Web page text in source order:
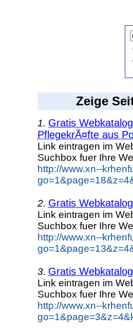
Zeige
1. Gratis
PflegekrÃ¤fte aus
Link eintragen im
Suchbox fuer Ihre
http://www.xn--
2. Gratis
Link eintragen im
Suchbox fuer Ihre
http://www.xn--
3. Gratis
Link eintragen im
Suchbox fuer Ihre
http://www.xn--